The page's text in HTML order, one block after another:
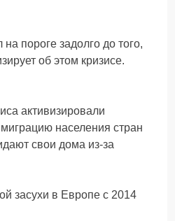
пороге задолго до того,
об этом кризисе.
активизировали
населения стран
свои дома из-за
засухи в Европе с 2014